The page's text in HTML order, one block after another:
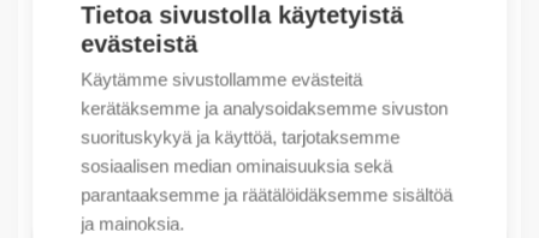
Tietoa sivustolla käytetyistä
evästeistä
Käytämme sivustollamme evästeitä
kerätäksemme ja analysoidaksemme sivuston
suorituskykyä ja käyttöä, tarjotaksemme
sosiaalisen median ominaisuuksia sekä
parantaaksemme ja räätälöidäksemme sisältöä
ja mainoksia.
Värikoodattu johdinmerkki johtimen ympärille rullassa
11,25€/ myyntierä
Myyntierä sis. 500 KPL
Määrä
Määrä